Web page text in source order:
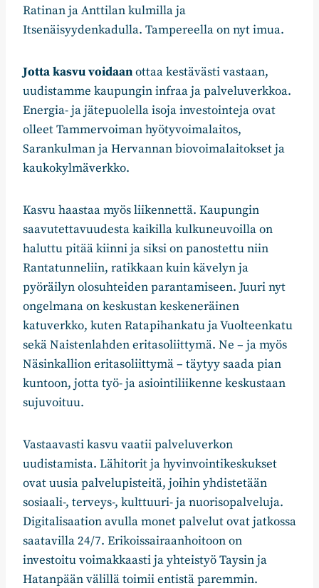
Ratinan ja Anttilan kulmilla ja
Itsenäisyydenkadulla. Tampereella on nyt imua.
Jotta kasvu voidaanottaa kestävästi vastaan,
uudistamme kaupungin infraa ja palveluverkkoa.
Energia- ja jätepuolella isoja investointeja ovat
olleet Tammervoiman hyötyvoimalaitos,
Sarankulman ja Hervannan biovoimalaitokset ja
kaukokylmäverkko.
Kasvu haastaa myös liikennettä. Kaupungin
saavutettavuudesta kaikilla kulkuneuvoilla on
haluttu pitää kiinni ja siksi on panostettu niin
Rantatunneliin, ratikkaan kuin kävelyn ja
pyöräilyn olosuhteiden parantamiseen. Juuri nyt
ongelmana on keskustan keskeneräinen
katuverkko, kuten Ratapihankatu ja Vuolteenkatu
sekä Naistenlahden eritasoliittymä. Ne – ja myös
Näsinkallion eritasoliittymä – täytyy saada pian
kuntoon, jotta työ- ja asiointiliikenne keskustaan
sujuvoituu.
Vastaavasti kasvu vaatii palveluverkon
uudistamista. Lähitorit ja hyvinvointikeskukset
ovat uusia palvelupisteitä, joihin yhdistetään
sosiaali-, terveys-, kulttuuri- ja nuorisopalveluja.
Digitalisaation avulla monet palvelut ovat jatkossa
saatavilla 24/7. Erikoissairaanhoitoon on
investoitu voimakkaasti ja yhteistyö Taysin ja
Hatanpään välillä toimii entistä paremmin.